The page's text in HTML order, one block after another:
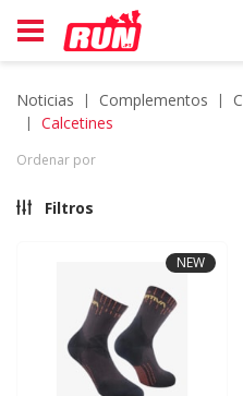
noticias complementos
calcetines
Ordenar por
Filtros
NEW